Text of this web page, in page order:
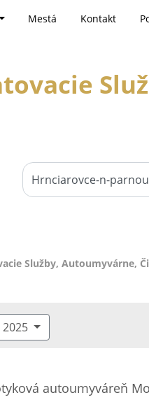
Mestá Kontakt
Služby, Autoumyvárne,
2025
autoumyváreň